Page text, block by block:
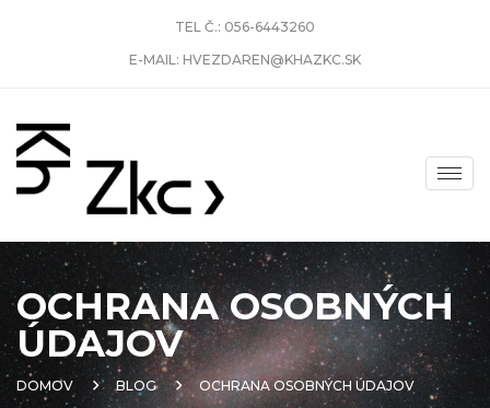
TEL Č.: 056-6443260
E-MAIL: HVEZDAREN@KHAZKC.SK
OCHRANA OSOBNÝCH
ÚDAJOV
DOMOV BLOG OCHRANA OSOBNÝCH ÚDAJOV